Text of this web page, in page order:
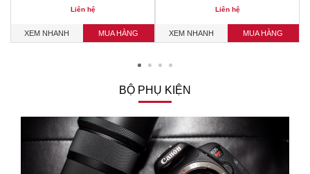
Liên hệ
XEM NHANH MUA HÀNG
Liên hệ
XEM NHANH MUA HÀNG
BỘ PHỤ KIỆN